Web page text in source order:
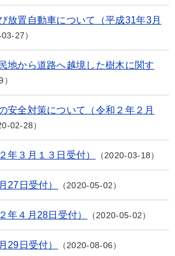
放置自動車について（平成31年3月
27
地から道路へ越境した樹木に関す
安全対策について（令和２年２月
02-28
年３月１３日受付） 2020-03-18
27日受付） 2020-05-02
年４月28日受付） 2020-05-02
29日受付） 2020-08-06